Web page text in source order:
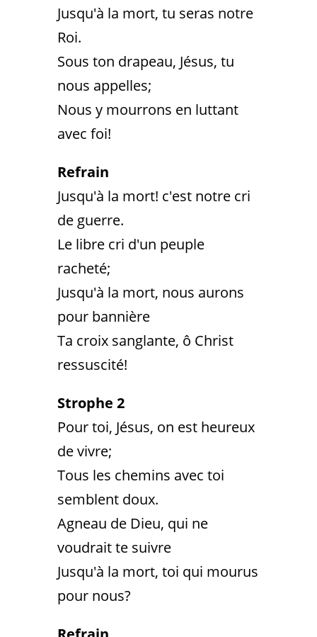
Jusqu'à la mort, tu seras notre
Roi.
Sous ton drapeau, Jésus, tu
nous appelles;
Nous y mourrons en luttant
avec foi!
Refrain
Jusqu'à la mort! c'est notre cri
de guerre.
Le libre cri d'un peuple
racheté;
Jusqu'à la mort, nous aurons
pour bannière
Ta croix sanglante, ô Christ
ressuscité!
Strophe 2
Pour toi, Jésus, on est heureux
de vivre;
Tous les chemins avec toi
semblent doux.
Agneau de Dieu, qui ne
voudrait te suivre
Jusqu'à la mort, toi qui mourus
pour nous?